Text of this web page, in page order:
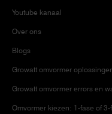
Youtube kanaal
Over ons
Blogs
Growatt omvormer
Growatt omvormer errors en
Omvormer kiezen: 1-fase of